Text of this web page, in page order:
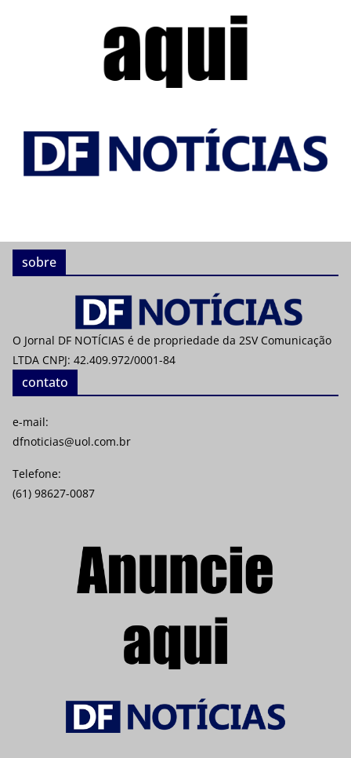
sobre
O Jornal DF NOTÍCIAS é de propriedade da 2SV Comunicação
LTDA CNPJ: 42.409.972/0001-84
contato
e-mail:
dfnoticias@uol.com.br
Telefone:
(61) 98627-0087